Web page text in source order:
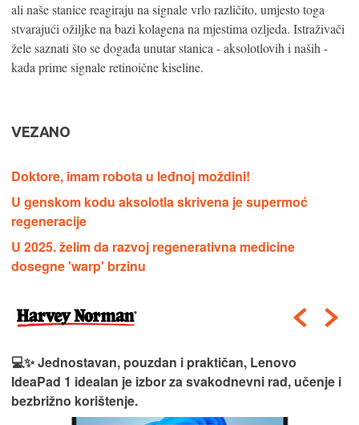
ali naše stanice reagiraju na signale vrlo različito, umjesto toga
stvarajući ožiljke na bazi kolagena na mjestima ozljeda. Istraživači
žele saznati što se događa unutar stanica - aksolotlovih i naših -
kada prime signale retinoične kiseline.
VEZANO
Doktore, imam robota u leđnoj moždini!
U genskom kodu aksolotla skrivena je supermoć
regeneracije
U 2025. želim da razvoj regenerativna medicine
dosegne 'warp' brzinu
💻✨ Jednostavan, pouzdan i praktičan, Lenovo
IdeaPad 1 idealan je izbor za svakodnevni rad, učenje i
bezbrižno korištenje.